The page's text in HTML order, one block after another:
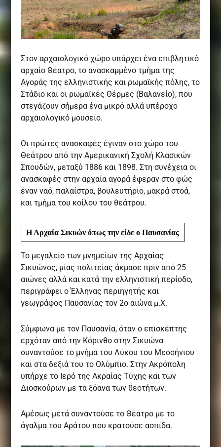
Στον αρχαιολογικό χώρο υπάρχει ένα επιβλητικό
αρχαίο Θέατρο, το ανασκαμμένο τμήμα της
Αγοράς της ελληνιστικής και ρωμαϊκής πόλης, το
Στάδιο και οι ρωμαϊκές Θέρμες (Βαλανείο), που
στεγάζουν σήμερα ένα μικρό αλλά υπέροχο
αρχαιολογικό μουσείο.
Οι πρώτες ανασκαφές έγιναν στο χώρο του
Θεάτρου από την Αμερικανική Σχολή Κλασικών
Σπουδών, μεταξύ 1886 και 1898. Στη συνέχεια οι
ανασκαφές στην αρχαία αγορά έφεραν στο φώς
έναν ναό, παλαίστρα, βουλευτήριο, μακρά στοά,
και τμήμα του κοίλου του θεάτρου.
Η Αρχαία Σικυών όπως την είδε ο Παυσανίας
Το μεγαλείο των μνημείων της Αρχαίας
Σικυώνος, μίας πολιτείας άκμασε πριν από 25
αιώνες αλλά και κατά την ελληνιστική περίοδο,
περιγράφει ο Έλληνας περιηγητής και
γεωγράφος Παυσανίας τον 2ο αιώνα μ.Χ.
Σύμφωνα με τον Παυσανία, όταν ο επισκέπτης
ερχόταν από την Κόρινθο στην Σικυώνα
συναντούσε το μνήμα του Λύκου του Μεσσήνιου
και στα δεξιά του το Ολύμπιο. Στην Ακρόπολη
υπήρχε το Ιερό της Ακραίας Τύχης και των
Διοσκούρων με τα ξόανα των θεοτήτων.
Αμέσως μετά συναντούσε το Θέατρο με το
άγαλμα του Αράτου που κρατούσε ασπίδα.